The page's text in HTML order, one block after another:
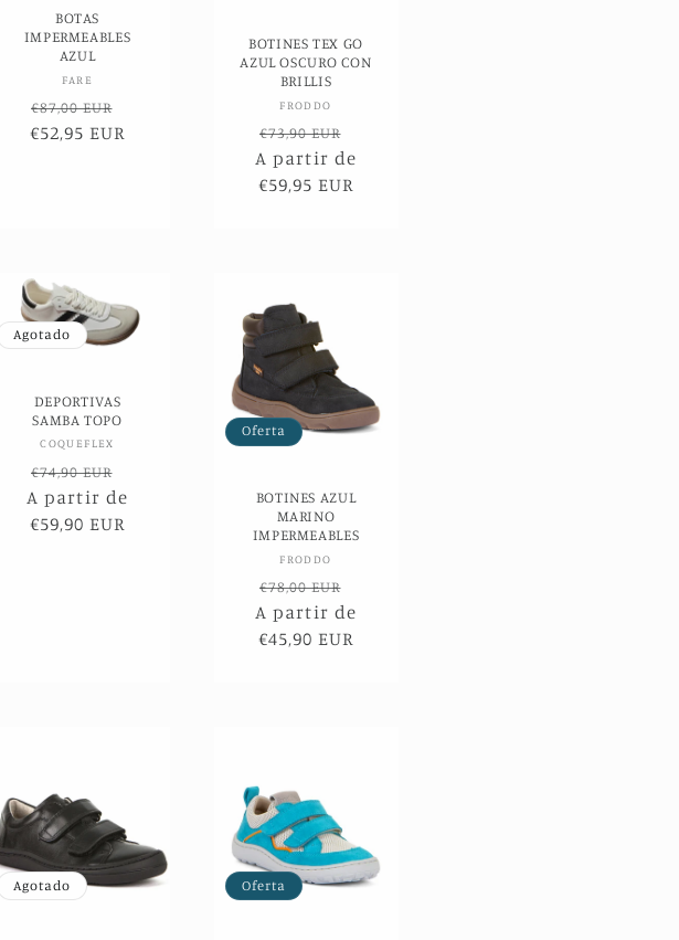
BOTAS
IMPERMEABLES
AZUL
Proveedor:
FARE
Precio
habitual
€87,00 EUR
€52,95 EUR
BOTINES TEX GO
AZUL OSCURO CON
BRILLIS
Proveedor:
FRODDO
Precio
habitual
€73,90 EUR
de
A partir de
€59,95 EUR
Agotado
DEPORTIVAS
SAMBA TOPO
Proveedor:
COQUEFLEX
Precio
habitual
€74,90 EUR
de
A partir de
€59,90 EUR
Oferta
BOTINES AZUL
MARINO
IMPERMEABLES
Proveedor:
FRODDO
Precio
habitual
€78,00 EUR
de
A partir de
€45,90 EUR
Agotado Oferta